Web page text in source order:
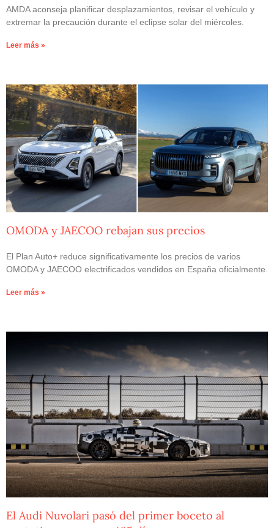
AMDA aconseja planificar desplazamientos, revisar el vehículo y
extremar la precaución durante el eclipse solar del miércoles.
Leer más »
OMODA y JAECOO rebajan sus precios
El Plan Auto+ reduce significativamente los precios de varios
OMODA y JAECOO electrificados vendidos en España oficialmente.
Leer más »
El Audi Nuvolari pasó del primer boceto al